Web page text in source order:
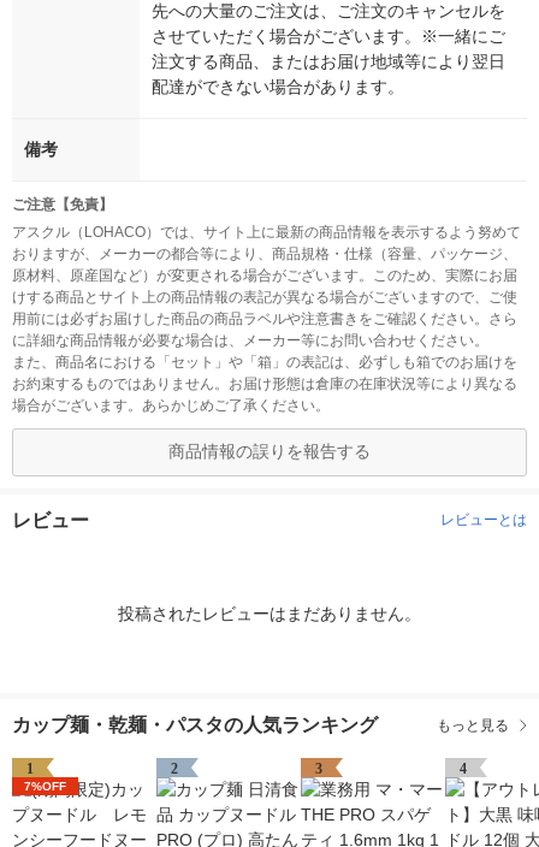
先への大量のご注文は、ご注文のキャンセルを
させていただく場合がございます。※一緒にご
注文する商品、またはお届け地域等により翌日
配達ができない場合があります。
備考
ご注意【免責】
アスクル（LOHACO）では、サイト上に最新の商品情報を表示するよう努めて
おりますが、メーカーの都合等により、商品規格・仕様（容量、パッケージ、
原材料、原産国など）が変更される場合がございます。このため、実際にお届
けする商品とサイト上の商品情報の表記が異なる場合がございますので、ご使
用前には必ずお届けした商品の商品ラベルや注意書きをご確認ください。さら
に詳細な商品情報が必要な場合は、メーカー等にお問い合わせください。
また、商品名における「セット」や「箱」の表記は、必ずしも箱でのお届けを
お約束するものではありません。お届け形態は倉庫の在庫状況等により異なる
場合がございます。あらかじめご了承ください。
商品情報の誤りを報告する
レビュー レビューとは
投稿されたレビューはまだありません。
カップ麺・乾麺・パスタの人気ランキング もっと見る
1
7%OFF
2 3 4